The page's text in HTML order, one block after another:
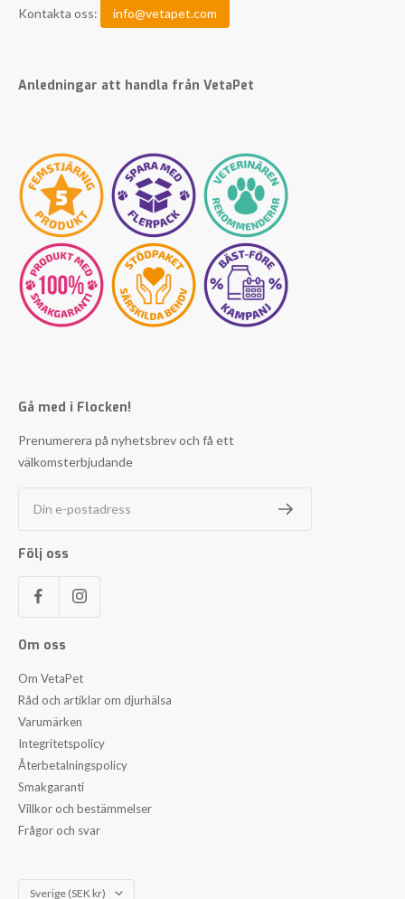
Kontakta oss: info@vetapet.com
Anledningar att handla från VetaPet
Gå med i Flocken!
Prenumerera på nyhetsbrev och få ett
välkomsterbjudande
Din e-postadress
Följ oss
Om oss
Om VetaPet
Råd och artiklar om djurhälsa
Varumärken
Integritetspolicy
Återbetalningspolicy
Smakgaranti
Villkor och bestämmelser
Frågor och svar
Land/Region Sverige (SEK kr)